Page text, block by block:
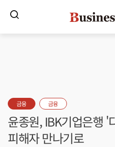
금융 금융
윤종원, IBK기업은행 '
피해자 만나기로